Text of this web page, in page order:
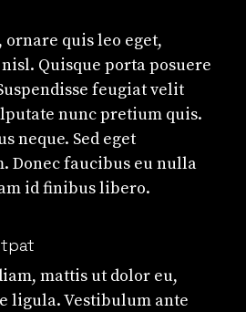
quis leo eget,
Quisque porta posuere
feugiat velit
nunc pretium quis.
neque. Sed eget
Donec faucibus eu nulla
id finibus libero.
mattis ut dolor eu,
ligula. Vestibulum ante